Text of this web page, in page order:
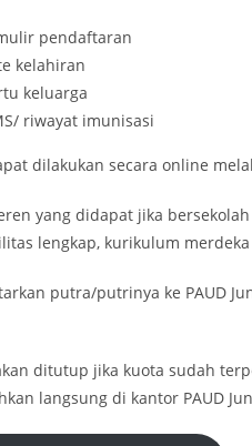
pendaftaran
kelahiran
keluarga
riwayat imunisasi
dilakukan secara online
yang didapat jika
lengkap, kurikulum
putra/putrinya ke PAUD
ditutup jika kuota sudah
langsung di kantor PAUD